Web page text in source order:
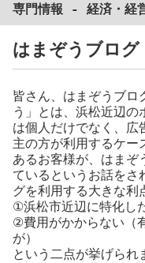
専門情報 - 経済 ・ 経
はまぞうブログ
皆さん、はまぞうブロ
う」とは、浜松近辺
は個人だけでなく、広
主の方が利用するケー
あるお客様が、はまぞ
ているというお話をさ
グを利用する大きな利
①浜松市近辺に特化し
②費用がかからない（
が）
という二点が挙げられ